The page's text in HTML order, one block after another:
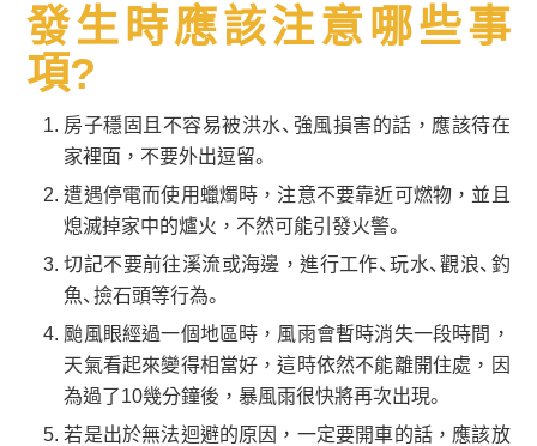
發生時應該注意哪些事
項?
房子穩固且不容易被洪水、強風損害的話，應該待在
家裡面，不要外出逗留。
遭遇停電而使用蠟燭時，注意不要靠近可燃物，並且
熄滅掉家中的爐火，不然可能引發火警。
切記不要前往溪流或海邊，進行工作、玩水、觀浪、釣
魚、撿石頭等行為。
颱風眼經過一個地區時，風雨會暫時消失一段時間，
天氣看起來變得相當好，這時依然不能離開住處，因
為過了10幾分鐘後，暴風雨很快將再次出現。
若是出於無法迴避的原因，一定要開車的話，應該放